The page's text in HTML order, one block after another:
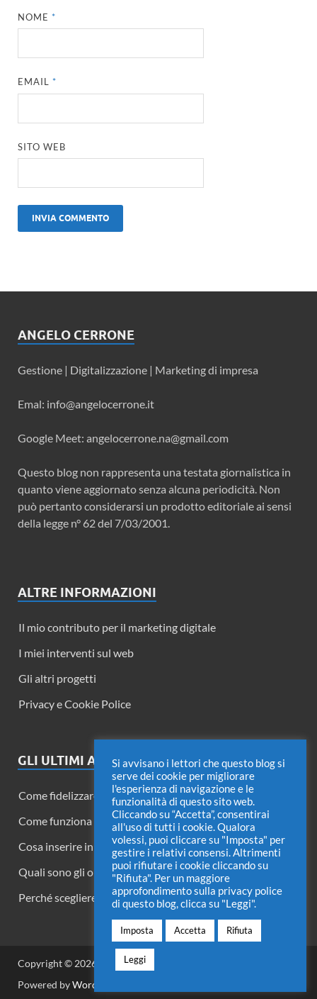
NOME*
EMAIL*
SITO WEB
ANGELO CERRONE
Gestione | Digitalizzazione | Marketing di impresa
Emal: info@angelocerrone.it
Google Meet: angelocerrone.na@gmail.com
Questo blog non rappresenta una testata giornalistica in
quanto viene aggiornato senza alcuna periodicità. Non
può pertanto considerarsi un prodotto editoriale ai sensi
della legge n° 62 del 7/03/2001.
ALTRE INFORMAZIONI
Il mio contributo per il marketing digitale
I miei interventi sul web
Gli altri progetti
Privacy e Cookie Police
GLI ULTIMI ARTICOLI
Come fidelizzare i lettori di un blog
Come funziona Twitter Circle
Cosa inserire in una fattura di acconto
Quali sono gli obiettivi delle pubbliche relazioni?
Perché scegliere un software di proprietà
Copyright © 2026 Angelo Cerrone
Powered byWordPress
Si avvisano i lettori che questo blog si
serve dei cookie per migliorare
l'esperienza di navigazione e le
funzionalità di questo sito web.
Cliccando su “Accetta”, consentirai
all'uso di tutti i cookie. Qualora
volessi, puoi cliccare su "Imposta" per
gestire i relativi consensi. Altrimenti
puoi rifiutare i cookie cliccando su
"Rifiuta". Per un maggiore
approfondimento sulla privacy police
di questo blog, clicca su "Leggi".
Imposta Accetta Rifiuta
Leggi